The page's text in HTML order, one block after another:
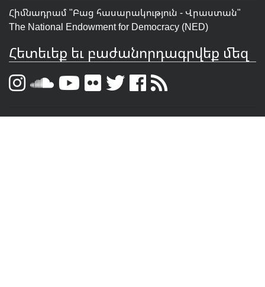
Հիմնադրամ "Բաց հասարակություն - Վրաստան"
The National Endowment for Democracy (NED)
Հետեւեք եւ բաժանորդագրվեք մեզ